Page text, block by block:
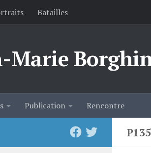
Batailles
Marie
Publication Rencontre